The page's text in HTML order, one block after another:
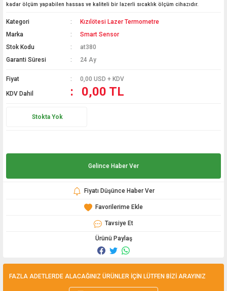
kadar ölçüm yapabilen hassas ve kaliteli bir lazerli sıcaklık ölçüm cihazıdır.
Kategori
Kızılötesi Lazer Termometre
Marka
Smart Sensor
Stok Kodu
at380
Garanti Süresi
24 Ay
Fiyat 0,00 USD + KDV
KDV Dahil 0,00 TL
Stokta Yok
Gelince Haber Ver
Fiyatı Düşünce Haber Ver
Tavsiye Et
Ürünü Paylaş
FAZLA ADETLERDE ALACAĞINIZ ÜRÜNLER İÇİN LÜTFEN BİZİ ARAYINIZ